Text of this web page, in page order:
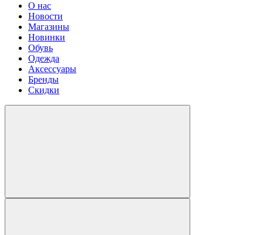
О нас
Новости
Магазины
Новинки
Обувь
Одежда
Аксессуары
Бренды
Скидки